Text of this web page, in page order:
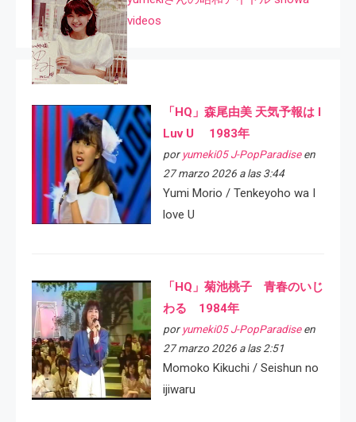
videos
「HQ」森尾由美 天気予報は I
Luv U 1983年
por yumeki05 J-PopParadiseen
27 marzo 2026 a las 3:44
Yumi Morio / Tenkeyoho wa I
love U
「HQ」菊池桃子 青春のいじ
わる 1984年
por yumeki05 J-PopParadiseen
27 marzo 2026 a las 2:51
Momoko Kikuchi / Seishun no
ijiwaru